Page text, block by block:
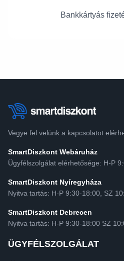
Bankkártyás
Vegye fel velünk a kapcsolatot
SmartDiszkont Webáruház
Ügyfélszolgálat elérhetősége: H-P
SmartDiszkont Nyíregyháza
Nyitva tartás: H-P 9:30-18:00, SZ
SmartDiszkont Debrecen
Nyitva tartás: H-P 9:30-18:00 SZ
ÜGYFÉLSZOLGÁLAT